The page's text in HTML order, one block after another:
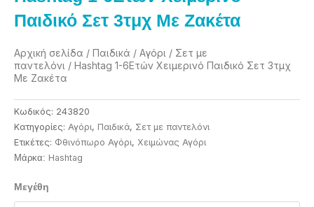
Παιδικό Σετ 3τμχ Με Ζακέτα
Αρχική σελίδα / Παιδικά / Αγόρι / Σετ με
παντελόνι / Hashtag 1-6Ετών Χειμερινό Παιδικό Σετ 3τμχ
Με Ζακέτα
Κωδικός: 243820
Κατηγορίες: Αγόρι, Παιδικά, Σετ με παντελόνι
Ετικέτες: Φθινόπωρο Αγόρι, Χειμώνας Αγόρι
Μάρκα: Ηashtag
Μεγέθη
Hashtag
1-